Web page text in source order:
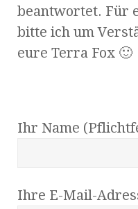
beantwortet. Für
bitte ich um
eure Terra Fox 🙂
Ihr Name
Ihre E-Mail-